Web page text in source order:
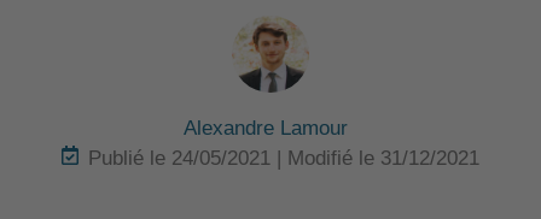
Alexandre Lamour
Publié le 24/05/2021 | Modifié le 31/12/2021